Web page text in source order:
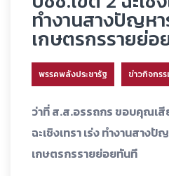
ทำงานสางปัญหา
เกษตรกรรายย่
พรรคพลังประชารัฐ ข่าวกิจกร
ว่าที่ ส.ส.อรรถกร ขอบคุณเสี
ฉะเชิงเทรา เร่ง ทำงานสาง
เกษตรกรรายย่อยทันที